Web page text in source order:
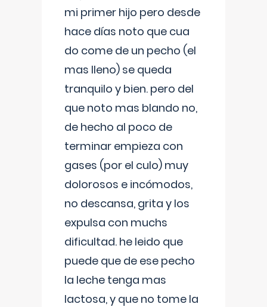
mi primer hijo pero desde
hace días noto que cua
do come de un pecho (el
mas lleno) se queda
tranquilo y bien. pero del
que noto mas blando no,
de hecho al poco de
terminar empieza con
gases (por el culo) muy
dolorosos e incómodos,
no descansa, grita y los
expulsa con muchs
dificultad. he leido que
puede que de ese pecho
la leche tenga mas
lactosa, y que no tome la